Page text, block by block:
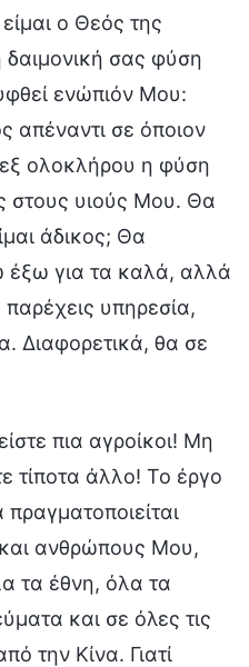
ο Θεός της
σας φύση
ενώπιόν Μου:
απέναντι σε όποιον
εξ ολοκλήρου η φύση
στους υιούς Μου. Θα
άδικος; Θα
για τα καλά, αλλά
υπηρεσία,
Διαφορετικά, θα σε
πια αγροίκοι! Μη
τίποτα άλλο! Το έργο
ανθρώπους Μου,
τα έθνη, όλα τα
και σε όλες τις
την Κίνα. Γιατί